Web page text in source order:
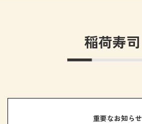
稲荷寿司
重要なお知らせ